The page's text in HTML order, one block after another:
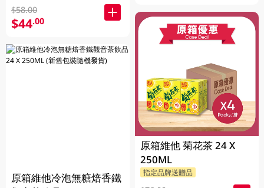
$58.00
$44.00
原箱維他冷泡無糖焙香鐵
原箱維他 菊花茶 24 X
250ML
指定品牌送贈品